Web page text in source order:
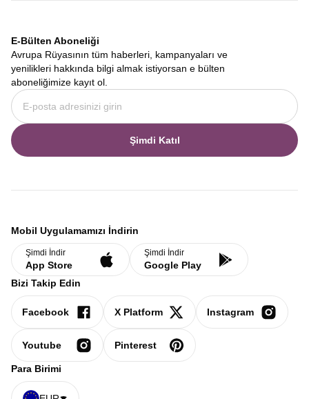
E-Bülten Aboneliği
Avrupa Rüyasının tüm haberleri, kampanyaları ve
yenilikleri hakkında bilgi almak istiyorsan e bülten
aboneliğimize kayıt ol.
Şimdi Katıl
Mobil Uygulamamızı İndirin
Şimdi İndir
App Store
Şimdi İndir
Google Play
Bizi Takip Edin
Facebook X Platform Instagram
Youtube Pinterest
Para Birimi